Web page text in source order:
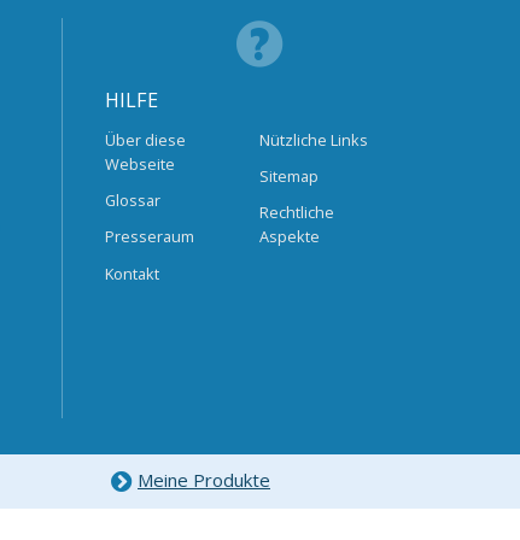
HILFE
Über diese
Webseite
Glossar
Presseraum
Kontakt
Nützliche Links
Sitemap
Rechtliche
Aspekte
Meine Produkte